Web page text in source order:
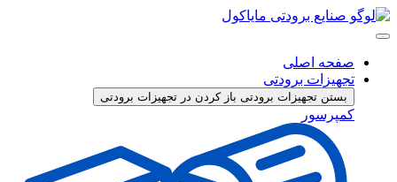
پرش
به
صفحه اصلی
تجهیزات برودتی
بستن تجهیزات برودتی باز کردن در تجهیزات برودتی
کمپرسور